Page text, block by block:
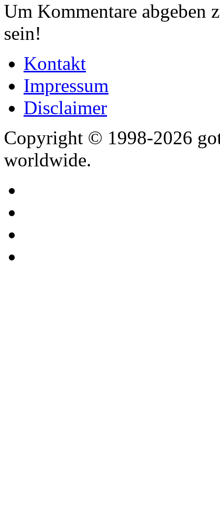
Um Kommentare abgeben
sein!
Kontakt
Impressum
Disclaimer
Copyright © 1998-2026
worldwide.